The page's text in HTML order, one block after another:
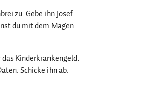
zu. Gebe ihn Josef
du mit dem Magen
das Kinderkrankengeld.
Schicke ihn ab.